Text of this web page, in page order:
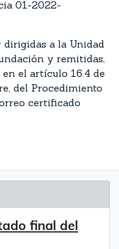
01-2022-
dirigidas a la Unidad
y remitidas,
el artículo 16.4 de
del Procedimiento
certificado
final del